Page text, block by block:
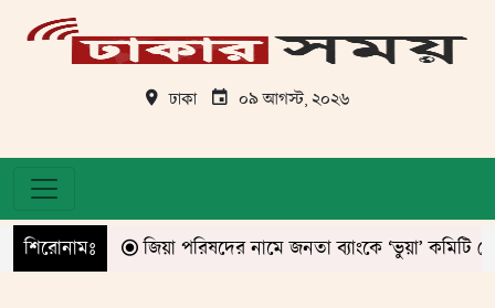
ঢাকা ০৯ আগস্ট, ২০২৬
শিরোনামঃ জিয়া পরিষদের নামে জনতা ব্যাংকে ‘ভুয়া’ কমিটি ঘোষণা!